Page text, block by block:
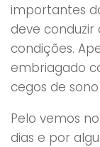
importantes
deve
condições.
embriagado
cegos de
Pelo vemos
dias e por